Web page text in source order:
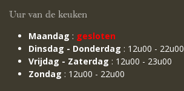
Uur van de keuken
Maandag : gesloten
Dinsdag - Donderdag : 12u00 - 22u00
Vrijdag - Zaterdag : 12u00 - 23u00
Zondag : 12u00 - 22u00